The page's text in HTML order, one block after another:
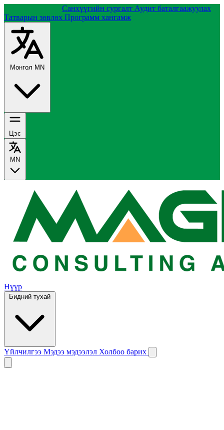
Санхүүгийн сургалт Аудит баталгаажуулах
Татварын зөвлөх Программ хангамж
Монгол MN
Цэс
MN
Нүүр
Бидний тухай
Үйлчилгээ Мэдээ мэдээлэл Холбоо барих